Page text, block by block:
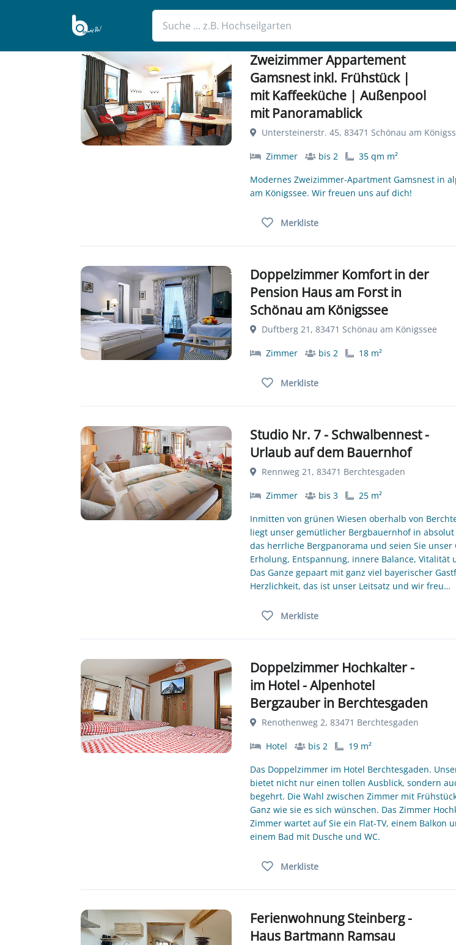
Zweizimmer Appartement
Gamsnest inkl. Frühstück |
mit Kaffeeküche | Außenpool
mit Panoramablick
Untersteinerstr. 45, 83471 Schönau am
Zimmer bis 2
35 qm m²
Modernes Zweizimmer-Apartment Gamsnest in
am Königssee. Wir freuen uns auf dich!
Merkliste
Doppelzimmer Komfort in der
Pension Haus am Forst in
Schönau am Königssee
Duftberg 21, 83471 Schönau am Königssee
Zimmer bis 2 18 m²
Merkliste
Studio Nr. 7 - Schwalbennest -
Urlaub auf dem Bauernhof
Rennweg 21, 83471 Berchtesgaden
Zimmer bis 3
25 m²
Inmitten von grünen Wiesen oberhalb von
liegt unser gemütlicher Bergbauernhof in absolut
das herrliche Bergpanorama und seien Sie unser
Erholung, Entspannung, innere Balance, Vitalität
Das Ganze gepaart mit ganz viel bayerischer
Herzlichkeit, das ist unser Leitsatz und wir freu…
Merkliste
Doppelzimmer Hochkalter -
im Hotel - Alpenhotel
Bergzauber in Berchtesgaden
Renothenweg 2, 83471 Berchtesgaden
Hotel bis 2
19 m²
Das Doppelzimmer im Hotel Berchtesgaden.
bietet nicht nur einen tollen Ausblick, sondern
begehrt. Die Wahl zwischen Zimmer mit
Ganz wie sie es sich wünschen. Das Zimmer
Zimmer wartet auf Sie ein Flat-TV, einem Balkon
einem Bad mit Dusche und WC.
Merkliste
Ferienwohnung Steinberg -
Haus Bartmann Ramsau